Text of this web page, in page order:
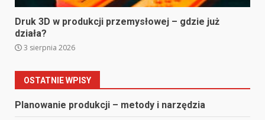
Druk 3D w produkcji przemysłowej – gdzie już
działa?
3 sierpnia 2026
OSTATNIE WPISY
Planowanie produkcji – metody i narzędzia